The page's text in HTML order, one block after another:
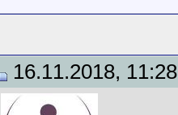
16.11.2018, 11:28